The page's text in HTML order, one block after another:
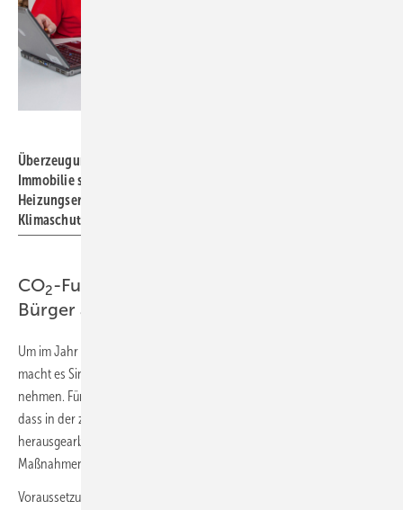
Überzeugungsarbeit im Wärmemarkt: Manche Besitzer einer
Immobilie sind aufgeschlossen und begreifen die
Heizungserneuerung als ihre persönliche Investition für den
Klimaschutz.
CO2-Fußabdruck gewinnt auch für die
Bürger an Bedeutung
Um im Jahr 2050 eine klimaneutrale Energie­nutzung zu erreichen,
macht es Sinn, die
nehmen. Für die Modernisierung des Wärmemarktes bedeutet dies,
dass in der zukünftigen
herausgearbeitet wird, wie Investoren ihr Budget konsequent für
Maßnahmen mit der größten Einsparung einsetzen können.
Voraussetzung dafür ist, dass von politischer Seite das Treibhausgas